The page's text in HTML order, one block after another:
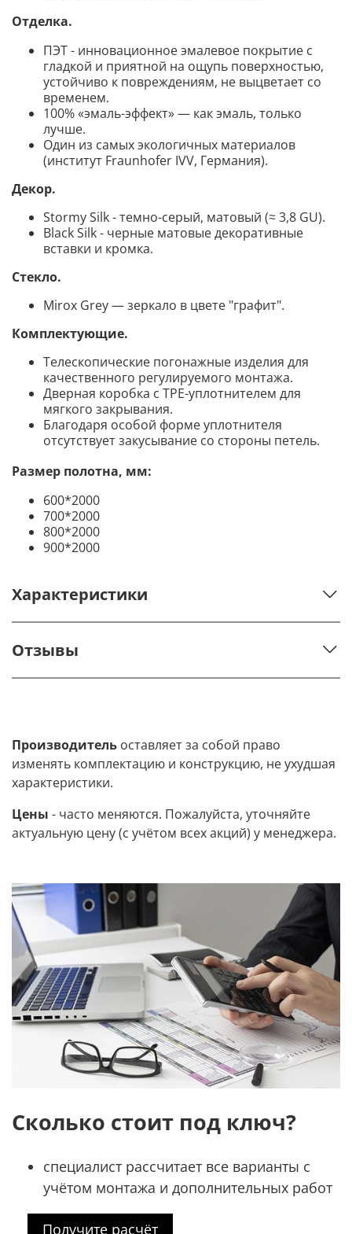
Отделка.
ПЭТ - инновационное эмалевое покрытие c
гладкой и приятной на ощупь поверхностью,
устойчиво к повреждениям, не выцветает со
временем.
100% «эмаль-эффект» — как эмаль, только
лучше.
Один из самых экологичных материалов
(институт Fraunhofer IVV, Германия).
Декор.
Stormy Silk - темно-серый, матовый (≈ 3,8 GU).
Black Silk - черные матовые декоративные
вставки и кромка.
Стекло.
Mirox Grey — зеркало в цвете "графит".
Комплектующие.
Телескопические погонажные изделия для
качественного регулируемого монтажа.
Дверная коробка с TPE-уплотнителем для
мягкого закрывания.
Благодаря особой форме уплотнителя
отсутствует закусывание со стороны петель.
Размер полотна, мм:
600*2000
700*2000
800*2000
900*2000
Характеристики
Отзывы
Производитель оставляет за собой право
изменять комплектацию и конструкцию, не ухудшая
характеристики.
Цены - часто меняются. Пожалуйста, уточняйте
актуальную цену (с учётом всех акций) у менеджера.
Сколько стоит под ключ?
специалист рассчитает все варианты с
учётом монтажа и дополнительных работ
Получите расчёт